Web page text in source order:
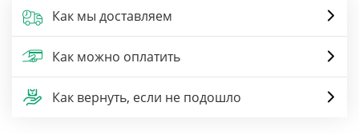
Как мы доставляем
Как можно оплатить
Как вернуть, если не подошло